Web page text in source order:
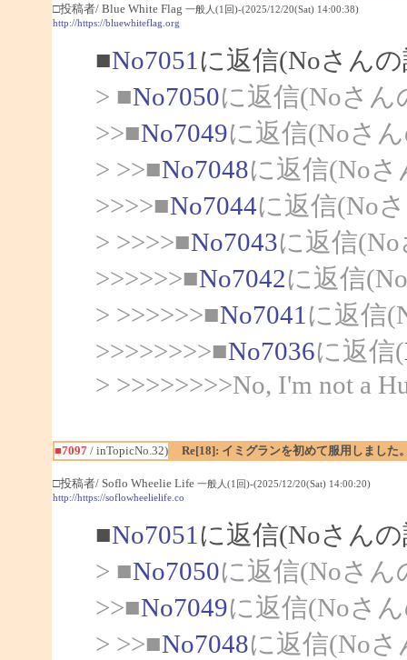
□投稿者/ Blue White Flag 一般人(1回)-(2025/12/20(Sat) 14:00:38)
http://https://bluewhiteflag.org
■No7051 に返信(Noさん
> ■No7050に返信(Noさん
>>■No7049に返信(Noさ
> >>■No7048に返信(No
>>>>■No7044に返信(No
> >>>>■No7043に返信
>>>>>>■No7042に返信
> >>>>>>■No7041 に返信
>>>>>>>>■No7036に返信(
> >>>>>>>>No, I'm not a
■7097/ inTopicNo.32) Re[18]: イミグランを初めて服用しました
□投稿者/ Soflo Wheelie Life 一般人(1回)-(2025/12/20(Sat) 14:00:20)
http://https://soflowheelielife.co
■No7051 に返信(Noさん
> ■No7050に返信(Noさん
>>■No7049に返信(Noさ
> >>■No7048に返信(No